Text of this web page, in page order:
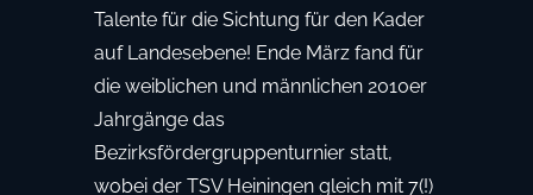
Talente für die Sichtung für den Kader
auf Landesebene! Ende März fand für
die weiblichen und männlichen 2010er
Jahrgänge das
Bezirksfördergruppenturnier statt,
wobei der TSV Heiningen gleich mit 7(!)